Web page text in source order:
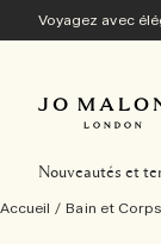
Voyagez avec
Nouveautés et
Accueil / Bain et Corps